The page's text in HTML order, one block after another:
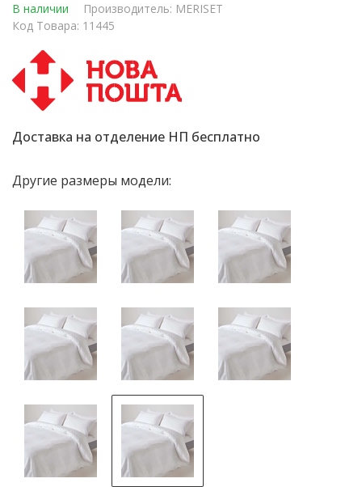
В наличии Производитель: MERISET
Код Товара: 11445
Доставка на отделение НП бесплатно
Другие размеры модели: